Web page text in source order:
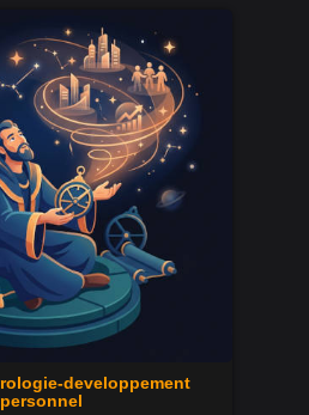
developpement
personnel